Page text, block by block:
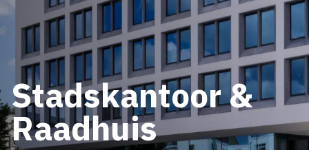
Stadskantoor &
Raadhuis